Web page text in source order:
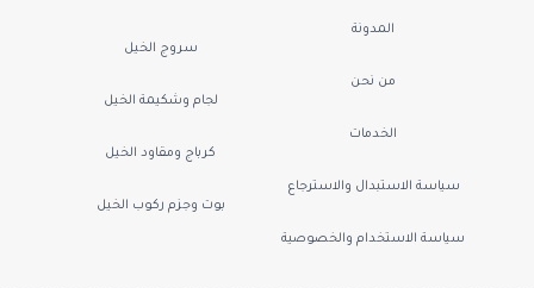
المدونة
من نحن
الخدمات
سياسة الاستبدال والاسترجاع
سياسة الاستخدام والخصوصية
سروج الخيل
لجام وشكيمة الخيل
كرباج ومقاود الخيل
بوت وجزم ركوب الخيل